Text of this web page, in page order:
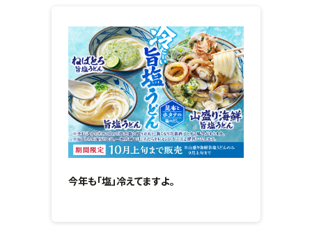
今年も「塩」冷えてますよ。